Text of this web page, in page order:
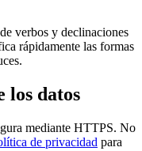
verbos y declinaciones
rápidamente las formas
los datos
mediante HTTPS. No
de privacidad para